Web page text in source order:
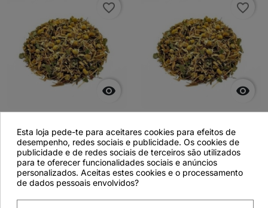

favorite_border
Sueño - 50 g
Ver más detalles

favorite_border
Sueño - 500 g
Esta loja pede-te para aceitares cookies para efeitos de
desempenho, redes sociais e publicidade. Os cookies de
publicidade e de redes sociais de terceiros são utilizados
para te oferecer funcionalidades sociais e anúncios
personalizados. Aceitas estes cookies e o processamento
de dados pessoais envolvidos?